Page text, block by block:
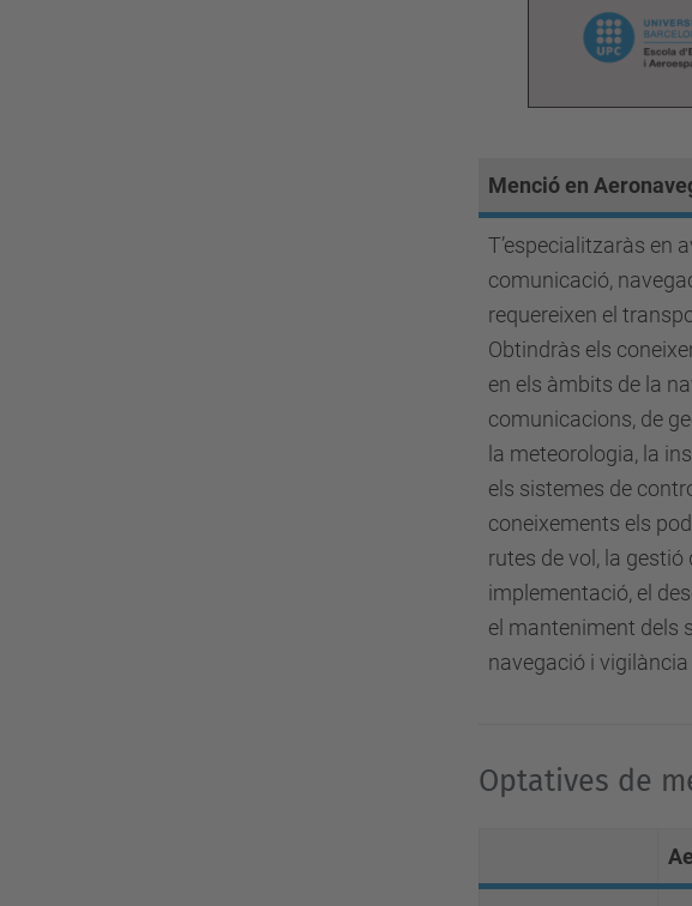
Menció en
T’especialitzaràs en
comunicació,
requereixen el
Obtindràs els
en els àmbits de la
comunicacions, de
la meteorologia, la
els sistemes de
coneixements els
rutes de vol, la gestió
implementació, el
el manteniment dels
navegació i vigilància
Optatives de